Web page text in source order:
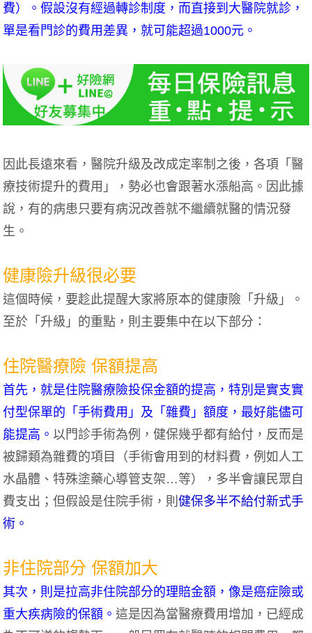
費）。假設沒有經過轉診制度，而直接到大醫院就診，
單是看門診的費用差異，就可能超過1000元。
因此長遠來看，醫院升級及改成定率制之後，各項「醫
療技術提升的費用」，勢必也會跟著水漲船高。因此據
說，有的病患只要有病況改善就不繼續就醫的情況發
生。
健康險升級很必要
這個時候，要趁此提醒大家將原本的健康險「升級」。
至於「升級」的重點，則主要集中在以下部分：
住院醫療險 保額提高
首先，就是住院醫療險投保金額的提高，特別是實支實
付型保單的「手術費用」及「雜費」額度，最好能儘可
能提高。以門診手術為例，健保幾乎都有給付，反而是
被歸類為雜費的項目（手術會用到的材料費，例如人工
水晶體、特殊塗藥心導管支架…等），多半會讓民眾自
費支出；但假設是住院手術，則健保多半不給付新式手
術。
非住院部分 保額加大
其次，則是拉高非住院部分的理賠金額，像是癌症險或
重大疾病險的保額。這是因為當醫療費用增加，已經成